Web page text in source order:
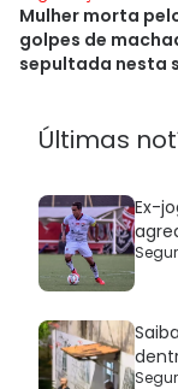
Mulher morta
golpes de
sepultada nesta
Últimas
Ex-